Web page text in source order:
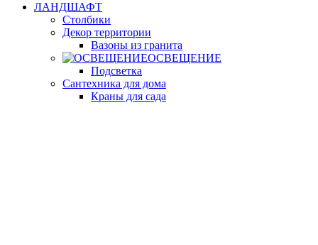
ЛАНДШАФТ
Столбики
Декор территории
Вазоны из гранита
ОСВЕЩЕНИЕ
Подсветка
Сантехника для дома
Краны для сада